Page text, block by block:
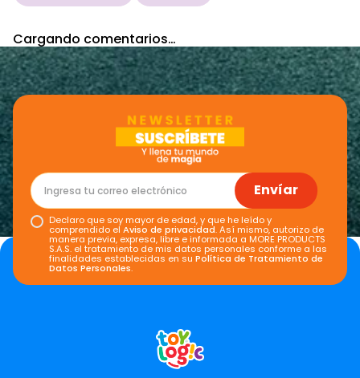
Cargando comentarios…
Envíar
Declaro que soy mayor de edad, y que he leído y
comprendido elAviso de privacidad. Así mismo, autorizo de
manera previa, expresa, libre e informada a MORE PRODUCTS
S.A.S. el tratamiento de mis datos personales conforme a las
finalidades establecidas en suPolítica de Tratamiento de
Datos Personales.